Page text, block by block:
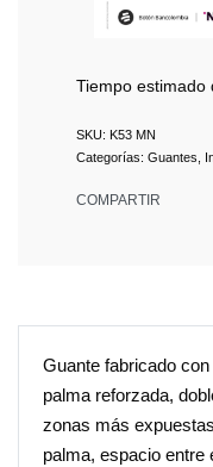
Tiempo estimado
K53 MN
Categorías: Guantes
COMPARTIR
Guante fabricado
palma reforzada,
zonas más
palma, espacio entre